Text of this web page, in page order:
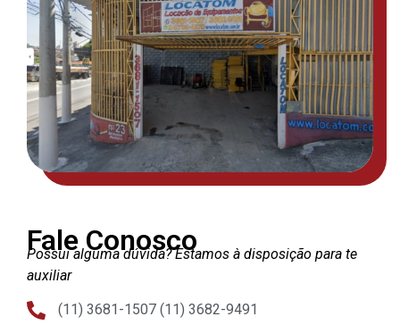
Fale Conosco
Possui alguma dúvida? Estamos à disposição para te
auxiliar
(11) 3681-1507 (11) 3682-9491